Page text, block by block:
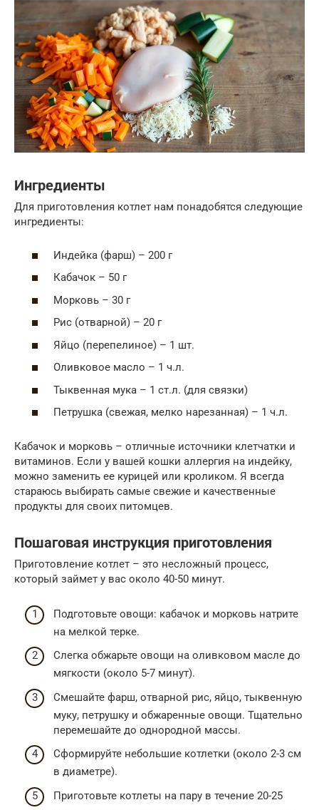
Ингредиенты
Для приготовления котлет нам понадобятся следующие
ингредиенты:
Индейка (фарш) – 200 г
Кабачок – 50 г
Морковь – 30 г
Рис (отварной) – 20 г
Яйцо (перепелиное) – 1 шт.
Оливковое масло – 1 ч.л.
Тыквенная мука – 1 ст.л. (для связки)
Петрушка (свежая, мелко нарезанная) – 1 ч.л.
Кабачок и морковь – отличные источники клетчатки и
витаминов. Если у вашей кошки аллергия на индейку,
можно заменить ее курицей или кроликом. Я всегда
стараюсь выбирать самые свежие и качественные
продукты для своих питомцев.
Пошаговая инструкция приготовления
Приготовление котлет – это несложный процесс,
который займет у вас около 40-50 минут.
Подготовьте овощи: кабачок и морковь натрите
на мелкой терке.
Слегка обжарьте овощи на оливковом масле до
мягкости (около 5-7 минут).
Смешайте фарш, отварной рис, яйцо, тыквенную
муку, петрушку и обжаренные овощи. Тщательно
перемешайте до однородной массы.
Сформируйте небольшие котлетки (около 2-3 см
в диаметре).
Приготовьте котлеты на пару в течение 20-25